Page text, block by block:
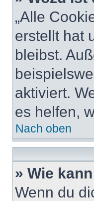
„Alle
erstellt hat
bleibst.
aktiviert.
es helfen,
Nach oben
» Wie
Wenn du